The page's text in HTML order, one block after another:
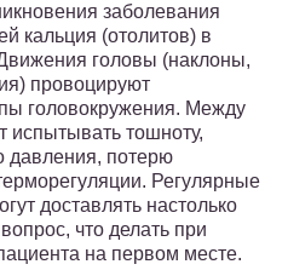
заболевания
кальция (отолитов) в
головы (наклоны,
провоцируют
головокружения. Между
испытывать тошноту,
давления, потерю
Регулярные
доставлять настолько
что делать при
на первом месте.